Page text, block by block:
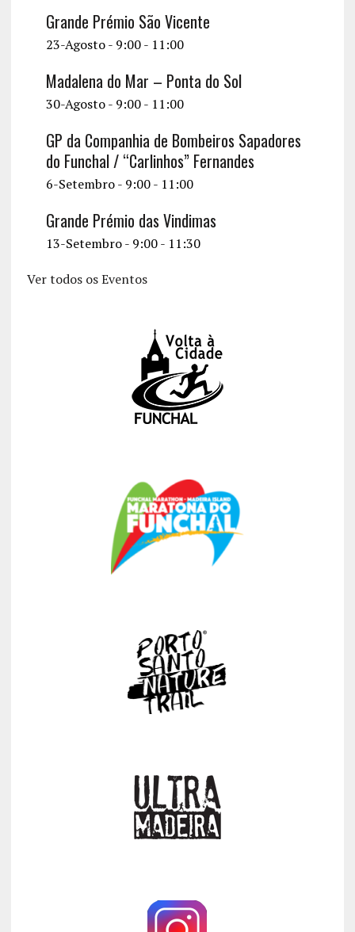
Grande Prémio São Vicente
23-Agosto - 9:00- 11:00
Madalena do Mar – Ponta do Sol
30-Agosto - 9:00- 11:00
GP da Companhia de Bombeiros Sapadores
do Funchal / “Carlinhos” Fernandes
6-Setembro - 9:00- 11:00
Grande Prémio das Vindimas
13-Setembro - 9:00- 11:30
Ver todos os Eventos